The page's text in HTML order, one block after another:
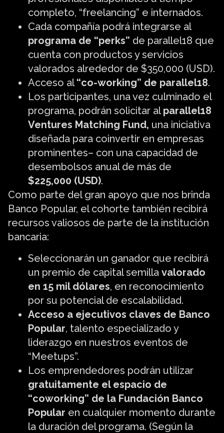
completo, “freelancing” e internados.
Cada compañía podrá integrarse al
programa de “perks” de parallel18 que
cuenta con productos y servicios
valorados alrededor de $350,000 (USD).
Acceso al“co-working” de parallel18.
Los participantes, una vez culminado el
programa, podrán solicitar alparallel18
Ventures Matching Fund, una iniciativa
diseñada para coinvertir en empresas
prominentes– con una capacidad de
desembolsos anual de más de
$225,000 (USD).
Como parte del gran apoyo que nos brinda
Banco Popular, el cohorte también recibirá
recursos valiosos de parte de la institución
bancaria:
Seleccionarán un ganador que recibirá
un premio de capital semilla valorado
en 15 mil dólares, en reconocimiento
por su potencial de escalabilidad.
Acceso a ejecutivos claves de Banco
Popular, talento especializado y
liderazgo en nuestros eventos de
“Meetups”.
Los emprendedores podrán utilizar
gratuitamente el espacio de
“coworking” de la Fundación Banco
Popular en cualquier momento durante
la duración del programa. (Según la